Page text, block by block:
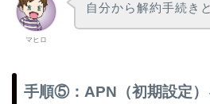
マヒロ
自分から解約手続き
手順⑤：APN（初期設定）